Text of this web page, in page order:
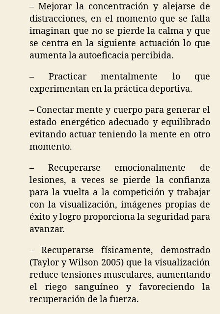
– Mejorar la concentración y alejarse de
distracciones, en el momento que se falla
imaginan que no se pierde la calma y que
se centra en la siguiente actuación lo que
aumenta la autoeficacia percibida.
– Practicar mentalmente lo que
experimentan en la práctica deportiva.
– Conectar mente y cuerpo para generar el
estado energético adecuado y equilibrado
evitando actuar teniendo la mente en otro
momento.
– Recuperarse emocionalmente de
lesiones, a veces se pierde la confianza
para la vuelta a la competición y trabajar
con la visualización, imágenes propias de
éxito y logro proporciona la seguridad para
avanzar.
– Recuperarse físicamente, demostrado
(Taylor y Wilson 2005) que la visualización
reduce tensiones musculares, aumentando
el riego sanguíneo y favoreciendo la
recuperación de la fuerza.